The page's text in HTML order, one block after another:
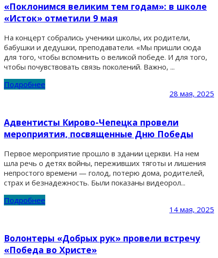
«Поклонимся великим тем годам»: в школе
«Исток» отметили 9 мая
На концерт собрались ученики школы, их родители,
бабушки и дедушки, преподаватели. «Мы пришли сюда
для того, чтобы вспомнить о великой победе. И для того,
чтобы почувствовать связь поколений. Важно, ...
Подробнее
28 мая, 2025
Адвентисты Кирово-Чепецка провели
мероприятия, посвященные Дню Победы
Первое мероприятие прошло в здании церкви. На нем
шла речь о детях войны, переживших тяготы и лишения
непростого времени — голод, потерю дома, родителей,
страх и безнадежность. Были показаны видеорол...
Подробнее
14 мая, 2025
Волонтеры «Добрых рук» провели встречу
«Победа во Христе»